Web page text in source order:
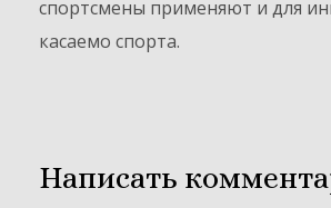
спортсмены применяют и для
касаемо спорта.
Написать